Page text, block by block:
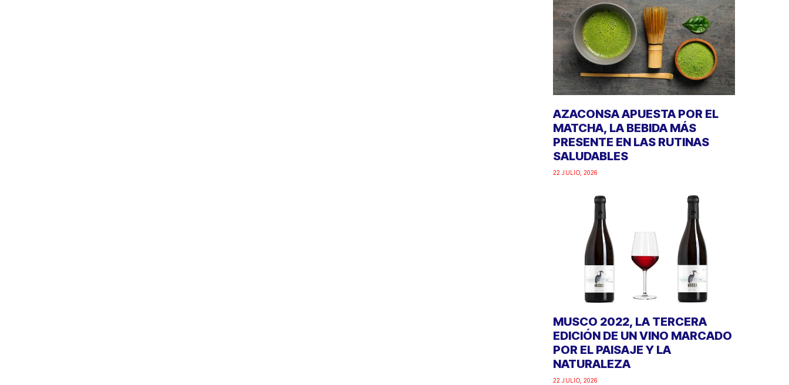
AZACONSA APUESTA POR EL
MATCHA, LA BEBIDA MÁS
PRESENTE EN LAS RUTINAS
SALUDABLES
22 JULIO, 2026
MUSCO 2022, LA TERCERA
EDICIÓN DE UN VINO MARCADO
POR EL PAISAJE Y LA
NATURALEZA
22 JULIO, 2026